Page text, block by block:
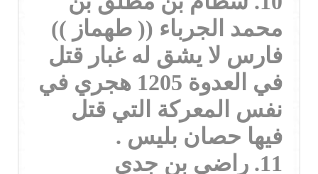
محمد الجرباء (( طهماز ))
فارس لا يشق له غبار قتل
في العدوة 1205 هجري في
نفس المعركة التي قتل
فيها حصان بليس .
11. راضي بن جدي